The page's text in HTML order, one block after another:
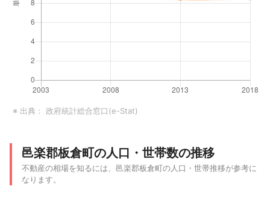
※ 出典： 政府統計総合窓口(e-Stat)
邑楽郡板倉町の人口・世帯数の推移
不動産の相場を知るには、邑楽郡板倉町の人口・世帯推移が参考に
なります。